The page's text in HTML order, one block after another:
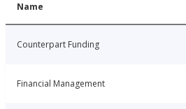
Name
Counterpart Funding
Financial Management